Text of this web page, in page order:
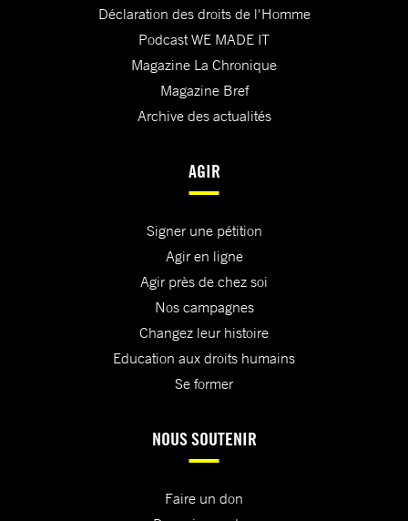
Déclaration des droits de l'Homme
Podcast WE MADE IT
Magazine La Chronique
Magazine Bref
Archive des actualités
AGIR
Signer une pétition
Agir en ligne
Agir près de chez soi
Nos campagnes
Changez leur histoire
Education aux droits humains
Se former
NOUS SOUTENIR
Faire un don